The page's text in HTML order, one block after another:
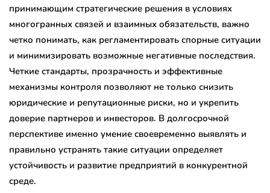
принимающим стратегические решения в условиях
многогранных связей и взаимных обязательств, важно
четко понимать, как регламентировать спорные ситуации
и минимизировать возможные негативные последствия.
Четкие стандарты, прозрачность и эффективные
механизмы контроля позволяют не только снизить
юридические и репутационные риски, но и укрепить
доверие партнеров и инвесторов. В долгосрочной
перспективе именно умение своевременно выявлять и
правильно устранять такие ситуации определяет
устойчивость и развитие предприятий в конкурентной
среде.